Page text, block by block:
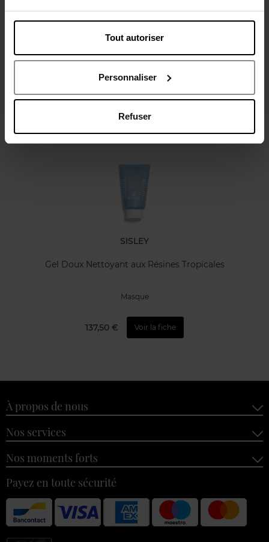
Tout autoriser
Personnaliser
Refuser
SISLEY
Gel Doux Nettoyant aux Résines Tropicales
Masque
137,50 € Voir la fiche
À propos de nous
Nos services
Nos moments forts
Payez en toute sécurité